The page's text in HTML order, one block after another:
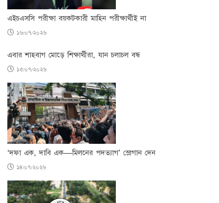
এইচএসসি পরীক্ষা বয়কটকারী মাহিন পরীক্ষার্থীই না
১৬/০৭/২০২৬
এবার শাহবাগ মোড়ে শিক্ষার্থীরা, যান চলাচল বন্ধ
১৫/০৭/২০২৬
‘দফা এক, দাবি এক—মিলনের পদত্যাগ’ স্লোগান দেন
১৪/০৭/২০২৬